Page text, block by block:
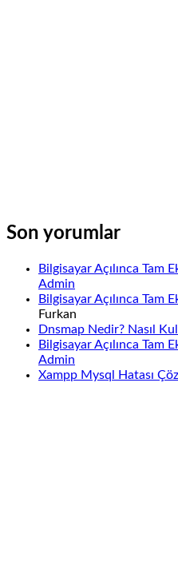
Son yorumlar
Bilgisayar Açılınca Tam
Admin
Bilgisayar Açılınca Tam
Furkan
Dnsmap Nedir? Nasıl
Bilgisayar Açılınca Tam
Admin
Xampp Mysql Hatası